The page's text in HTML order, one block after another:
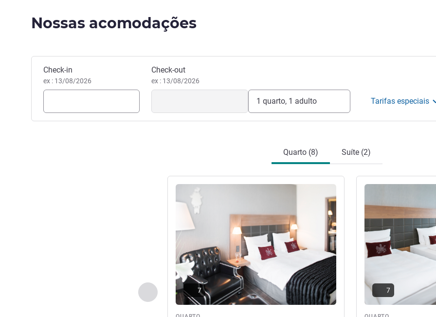
Bem-vindo ao Mövenpick Hotel Stuttgart Airport. Temos o prazer de
Nossas acomodações
Reservar este hotel
Check-in
ex : 13/08/2026
Check-out
ex : 13/08/2026
1 quarto, 1 adulto Tarifas especiais
Quarto (8) Suíte (2)
Anterior - Quarto
Ver detalhes
7
Ver detalhes
7